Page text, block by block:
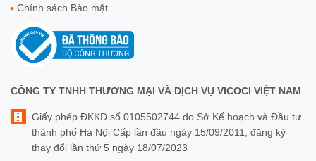
Chính sách Bảo mật
CÔNG TY TNHH THƯƠNG MẠI VÀ DỊCH VỤ VICOCI VIỆT NAM
Giấy phép ĐKKD số 0105502744 do Sở Kế hoạch và Đầu tư
thành phố Hà Nội Cấp lần đầu ngày 15/09/2011; đăng ký
thay đổi lần thứ 5 ngày 18/07/2023